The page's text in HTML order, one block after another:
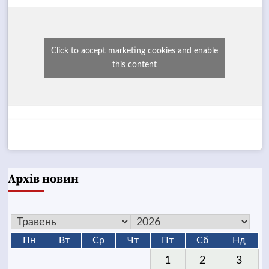
Click to accept marketing cookies and enable
this content
Архів новин
Пн Вт Ср Чт Пт Сб Нд
1 2 3